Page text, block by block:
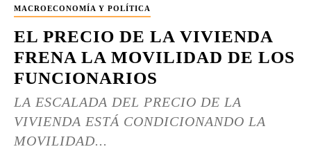
MACROECONOMÍA Y POLÍTICA
EL PRECIO DE LA VIVIENDA
FRENA LA MOVILIDAD DE LOS
FUNCIONARIOS
LA ESCALADA DEL PRECIO DE LA
VIVIENDA ESTÁ CONDICIONANDO LA
MOVILIDAD...